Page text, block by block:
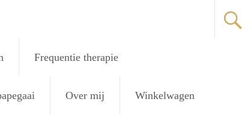
Frequentie therapie
Over mij Winkelwagen